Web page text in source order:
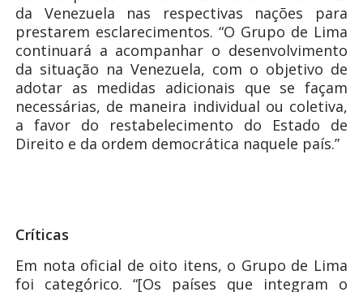
da Venezuela nas respectivas nações para
prestarem esclarecimentos. “O Grupo de Lima
continuará a acompanhar o desenvolvimento
da situação na Venezuela, com o objetivo de
adotar as medidas adicionais que se façam
necessárias, de maneira individual ou coletiva,
a favor do restabelecimento do Estado de
Direito e da ordem democrática naquele país.”
Críticas
Em nota oficial de oito itens, o Grupo de Lima
foi categórico. “[Os países que integram o